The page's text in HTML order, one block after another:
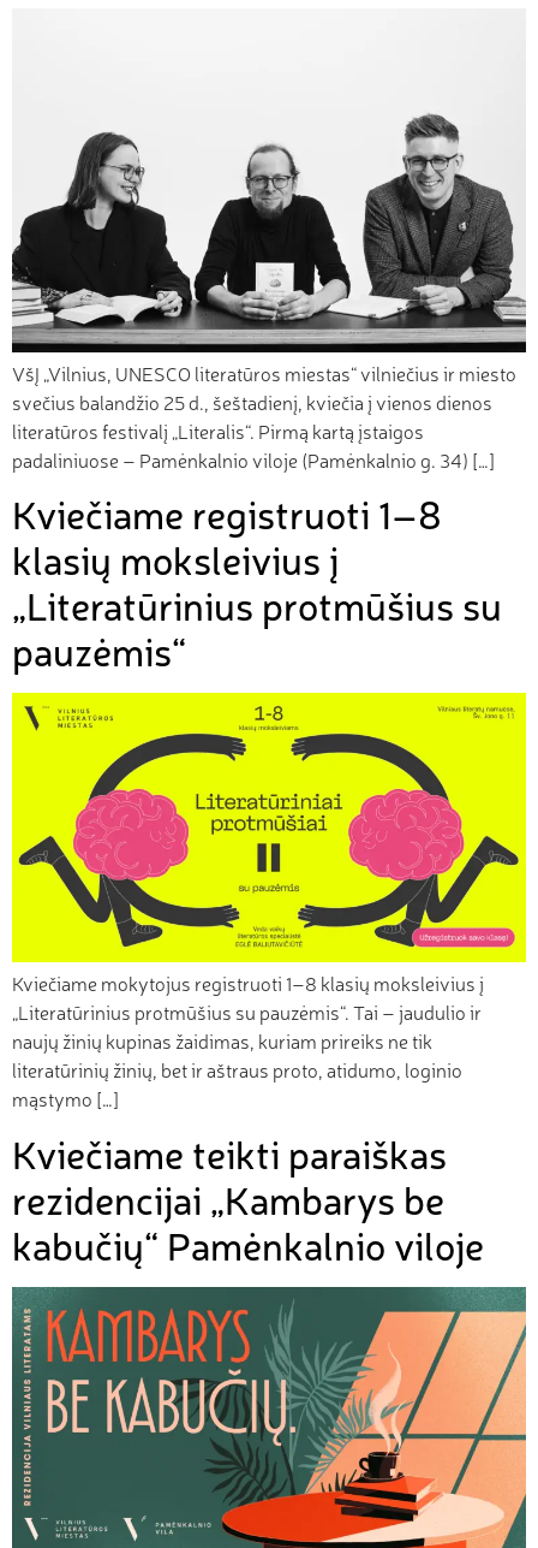
VšĮ „Vilnius, UNESCO literatūros miestas“ vilniečius ir miesto
svečius balandžio 25 d., šeštadienį, kviečia į vienos dienos
literatūros festivalį „Literalis“. Pirmą kartą įstaigos
padaliniuose – Pamėnkalnio viloje (Pamėnkalnio g. 34) […]
Kviečiame registruoti 1–8
klasių moksleivius į
„Literatūrinius protmūšius su
pauzėmis“
Kviečiame mokytojus registruoti 1–8 klasių moksleivius į
„Literatūrinius protmūšius su pauzėmis“. Tai – jaudulio ir
naujų žinių kupinas žaidimas, kuriam prireiks ne tik
literatūrinių žinių, bet ir aštraus proto, atidumo, loginio
mąstymo […]
Kviečiame teikti paraiškas
rezidencijai „Kambarys be
kabučių“ Pamėnkalnio viloje